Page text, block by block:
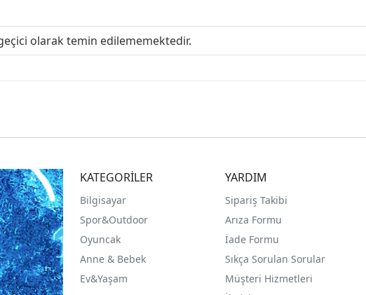
olarak temin edilememektedir.
KATEGORİLER
Bilgisayar
Spor&Outdoor
Oyuncak
Anne & Bebek
Ev&Yaşam
YARDIM
Sipariş Takibi
Arıza Formu
İade Formu
Sıkça Sorulan Sorular
Müşteri Hizmetleri